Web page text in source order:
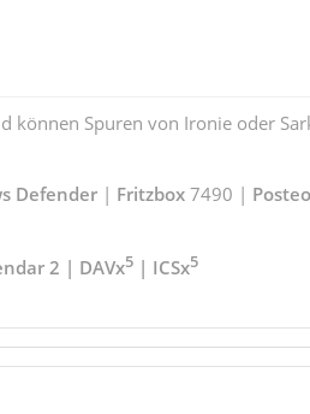
können Spuren von Ironie oder
Defender| Fritzbox7490 | Posteo
2 | DAVx5| ICSx5